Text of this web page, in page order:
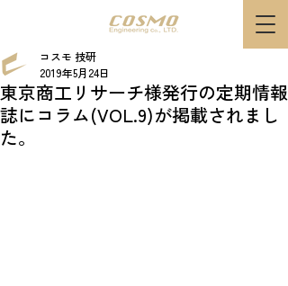
東京商工リサーチ様発行の定期情報
誌にコラム(VOL.9)が掲載されまし
た。
コスモ 技研
2019年5月24日